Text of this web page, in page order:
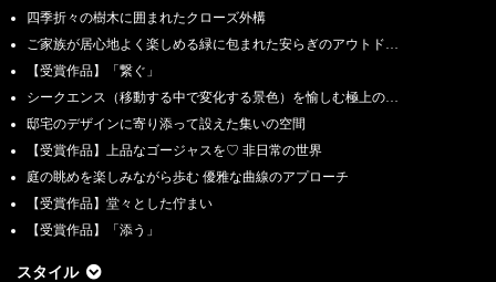
四季折々の樹木に囲まれたクローズ外構
ご家族が居心地よく楽しめる緑に包まれた安らぎのアウトド…
【受賞作品】「繋ぐ」
シークエンス（移動する中で変化する景色）を愉しむ極上の…
邸宅のデザインに寄り添って設えた集いの空間
【受賞作品】上品なゴージャスを♡ 非日常の世界
庭の眺めを楽しみながら歩む 優雅な曲線のアプローチ
【受賞作品】堂々とした佇まい
【受賞作品】「添う」
スタイル